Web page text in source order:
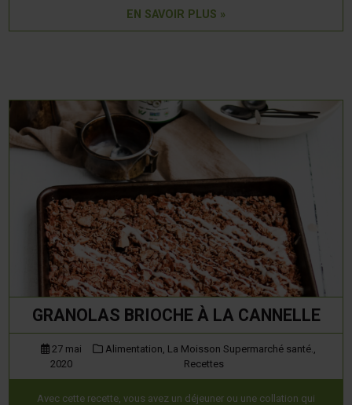
EN SAVOIR PLUS »
GRANOLAS BRIOCHE À LA CANNELLE
27 mai
2020
Alimentation, La Moisson Supermarché santé.,
Recettes
Avec cette recette, vous avez un déjeuner ou une collation qui